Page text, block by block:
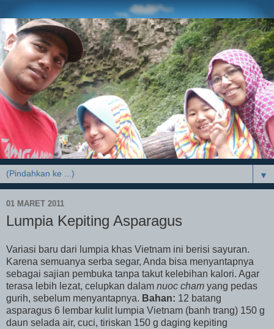
▼
01 MARET 2011
Lumpia Kepiting Asparagus
Variasi baru dari lumpia khas Vietnam ini berisi sayuran.
Karena semuanya serba segar, Anda bisa menyantapnya
sebagai sajian pembuka tanpa takut kelebihan kalori. Agar
terasa lebih lezat, celupkan dalam nuoc cham yang pedas
gurih, sebelum menyantapnya. Bahan: 12 batang
asparagus 6 lembar kulit lumpia Vietnam (banh trang) 150 g
daun selada air, cuci, tiriskan 150 g daging kepiting